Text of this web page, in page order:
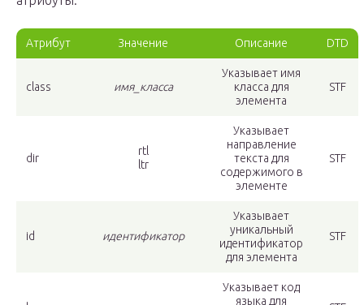
Атрибут Значение Описание DTD
class имя_класса
Указывает имя
класса для
элемента
STF
dir
rtl
ltr
Указывает
направление
текста для
содержимого в
элементе
STF
id идентификатор
Указывает
уникальный
идентификатор
для элемента
STF
Указывает код
языка для